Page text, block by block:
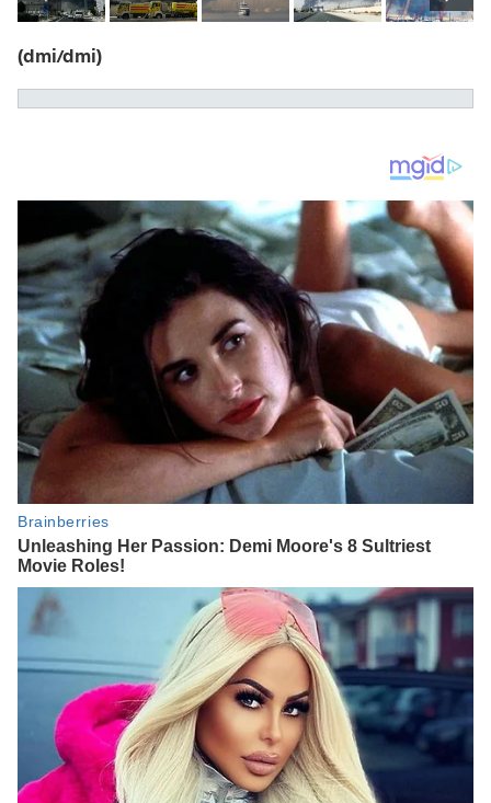
(dmi/dmi)